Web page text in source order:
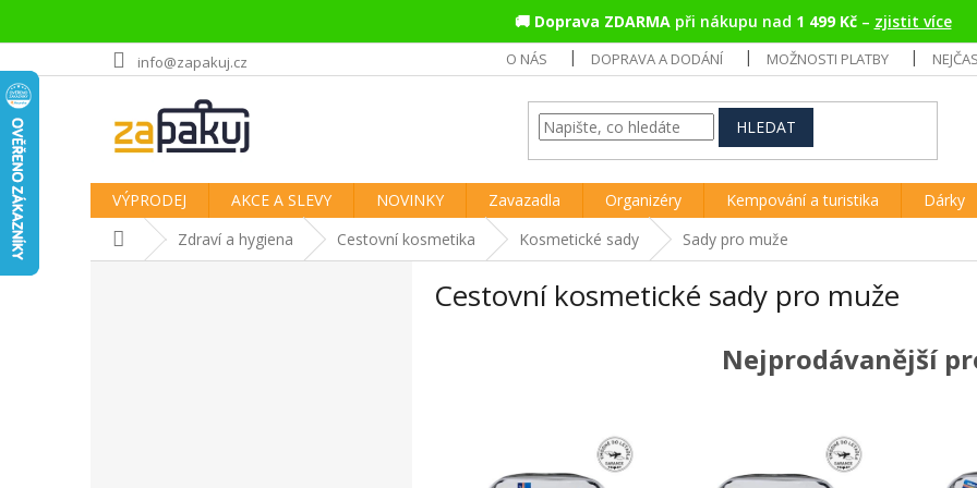
🚚 Doprava ZDARMApři nákupu nad 1 499 Kč– zjistit více
na
obsah
info@zapakuj.cz O NÁS DOPRAVA A DODÁNÍ MOŽNOSTI PLATBY
HLEDAT
VÝPRODEJ AKCE A SLEVY NOVINKY Zavazadla Organizéry Kempování a turistika Dárky
Domů Zdraví a hygiena Cestovní kosmetika Kosmetické sady Sady pro muže
Cestovní kosmetické sady pro muže
Nejprodávanější